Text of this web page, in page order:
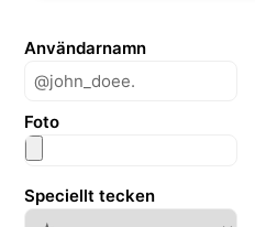
Användarnamn
Foto
Speciellt tecken